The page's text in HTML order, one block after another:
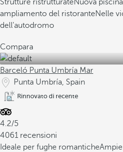
Strutture ristrutturateNuova
ampliamento del ristoranteNelle
dell'autodromo
Compara
Barceló Punta Umbría Mar
Punta Umbría, Spain
Rinnovato di recente
4.2/5
4061 recensioni
Ideale per fughe romantiche